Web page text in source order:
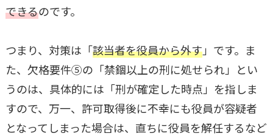
できるのです。
つまり、対策は「該当者を役員から外す」です。ま
た、欠格要件⑤の「禁錮以上の刑に処せられ」とい
うのは、具体的には「刑が確定した時点」を指しま
すので、万一、許可取得後に不幸にも役員が容疑者
となってしまった場合は、直ちに役員を解任するなど